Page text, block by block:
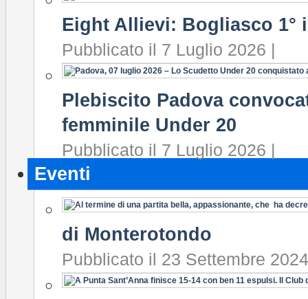
Eight Allievi: Bogliasco 1°
Pubblicato il 7 Luglio 2026 |
Plebiscito Padova
femminile Under 20
Pubblicato il 7 Luglio 2026 |
Eventi
di Monterotondo
Pubblicato il 23 Settembre